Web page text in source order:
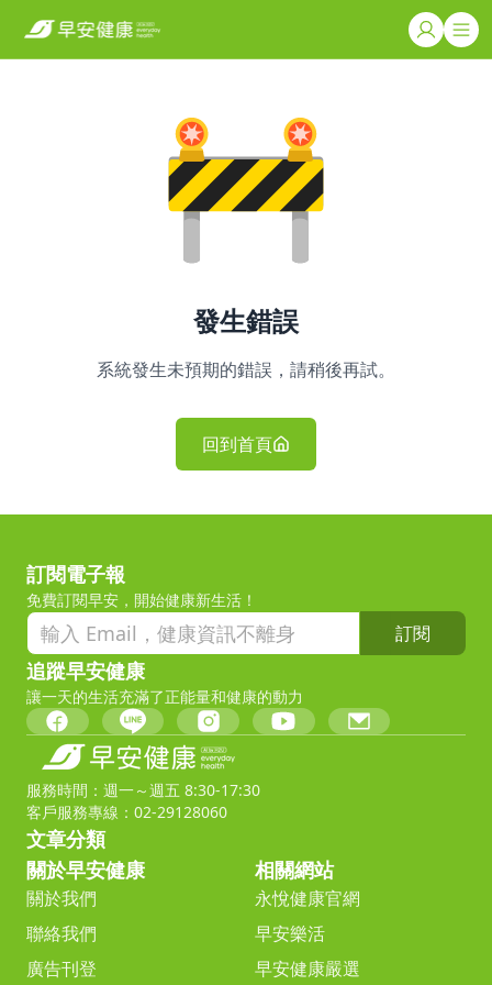
發生錯誤
系統發生未預期的錯誤，請稍後再試。
回到首頁
訂閱電子報
免費訂閱早安，開始健康新生活！
訂閱
追蹤早安健康
讓一天的生活充滿了正能量和健康的動力
服務時間：週一～週五 8:30-17:30
客戶服務專線：02-29128060
文章分類
關於早安健康
關於我們
聯絡我們
廣告刊登
相關網站
永悅健康官網
早安樂活
早安健康嚴選